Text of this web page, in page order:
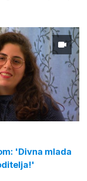
'Divna mlada